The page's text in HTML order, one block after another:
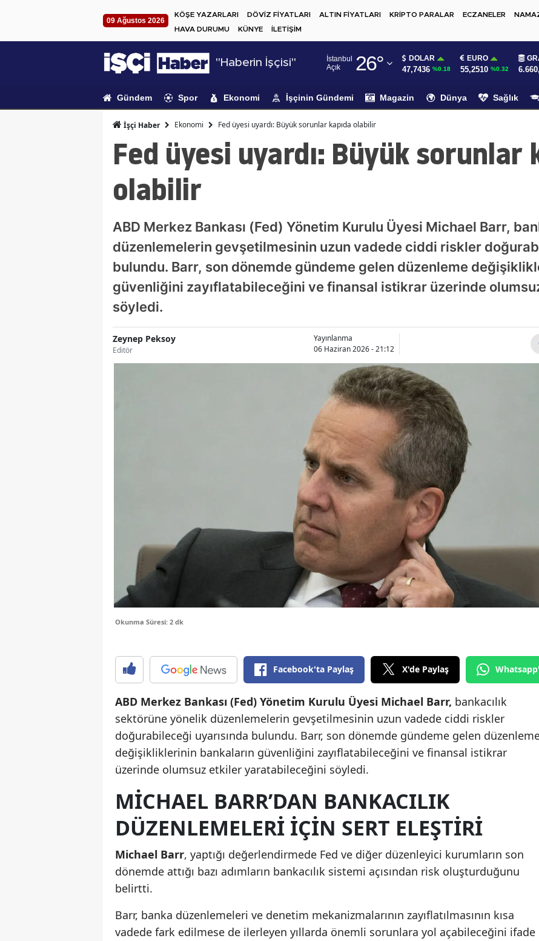
09 Ağustos 2026
KÖŞE YAZARLARI DÖVİZ FİYATLARI ALTIN FİYATLARI KRİPTO PARALAR ECZANELER
HAVA DURUMU
KÜNYE İLETİŞİM
"Haberin İşçisi"
İstanbul
Açık
26°
Adıyaman
Ağrı
Ankara
Aydın
Bilecik
Bitlis
Burdur
Bursa
Çanakkale
Çankırı
Çorum
Denizli
Diyarbakır
Edirne
Elazığ
Erzincan
Eskişehir
Gaziantep
Giresun
Gümüşhane
Hakkari
Isparta
Mersin
İstanbul
Kastamonu
DOLAR
47,7436 %0.18
EURO
55,2510 %0.32
Gündem Spor Ekonomi İşçinin Gündemi Magazin Dünya Sağlık
İşçi Haber Ekonomi Fed üyesi uyardı: Büyük sorunlar kapıda olabilir
Fed üyesi uyardı: Büyük sorunlar
olabilir
ABD Merkez Bankası (Fed) Yönetim Kurulu Üyesi Michael Barr,
düzenlemelerin gevşetilmesinin uzun vadede ciddi riskler
bulundu. Barr, son dönemde gündeme gelen düzenleme
güvenliğini zayıflatabileceğini ve finansal istikrar üzerinde
söyledi.
Zeynep Peksoy
Editör
Yayınlanma
06 Haziran 2026 - 21:12
Okunma Süresi: 2 dk
Facebook'ta Paylaş X'de Paylaş
ABD Merkez Bankası (Fed) Yönetim Kurulu Üyesi Michael Barr, bankacılık
sektörüne yönelik düzenlemelerin gevşetilmesinin uzun vadede ciddi riskler
doğurabileceği uyarısında bulundu. Barr, son dönemde gündeme gelen
değişikliklerinin bankaların güvenliğini zayıflatabileceğini ve finansal istikrar
üzerinde olumsuz etkiler yaratabileceğini söyledi.
MICHAEL BARR’DAN BANKACILIK
DÜZENLEMELERI İÇIN SERT ELEŞTIRI
Michael Barr, yaptığı değerlendirmede Fed ve diğer düzenleyici kurumların son
dönemde attığı bazı adımların bankacılık sistemi açısından risk oluşturduğunu
belirtti.
Barr, banka düzenlemeleri ve denetim mekanizmalarının zayıflatılmasının kısa
vadede fark edilmese de ilerleyen yıllarda önemli sorunlara yol açabileceğini ifade